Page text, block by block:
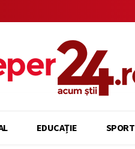
EDUCAȚIE SPORT